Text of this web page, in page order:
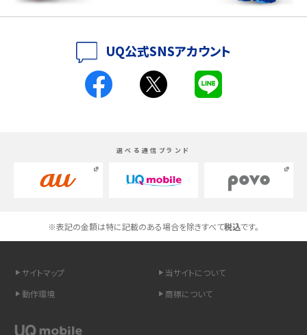
iPhone 16とiPhone 15の違いは？カメラ・スペック・機能を徹底比較
スマホが高い理由は？購入費用を抑える方法や端末を選ぶ時の注意点を解説！
高校生にスマホ制限は必要？所持率やメリット・デメリットを詳しく紹介
スマホのネット通信速度が遅い原因は？すぐできる対処法や見直すポイントを解
UQ公式SNSアカウント
選べる通信ブランド
※表記の金額は特に記載のある場合を除きすべて税込です。
サイトマップ
当サイトについて
動作環境
商標について